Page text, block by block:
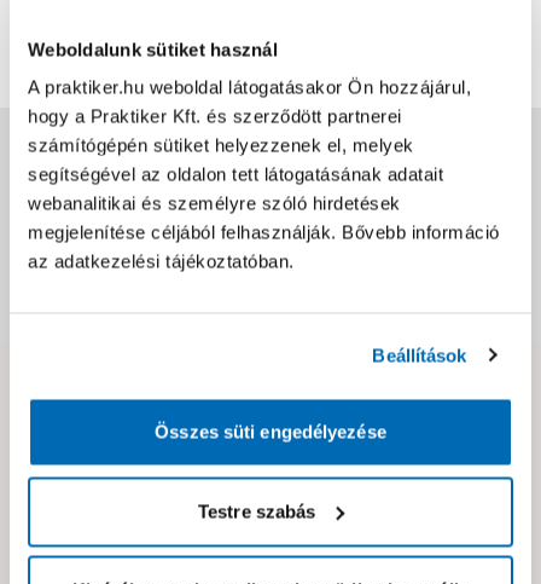
Weboldalunk sütiket használ
A praktiker.hu weboldal látogatásakor Ön hozzájárul,
hogy a Praktiker Kft. és szerződött partnerei
számítógépén sütiket helyezzenek el, melyek
segítségével az oldalon tett látogatásának adatait
webanalitikai és személyre szóló hirdetések
megjelenítése céljából felhasználják. Bővebb információ
az adatkezelési tájékoztatóban.
Beállítások
Összes süti engedélyezése
Testre szabás
Jótállás, szavatosság
Csomagolási és súly információk
Hibát találtál az oldalon vagy a termék leírásában?
Kérjük jelezd nekünk!
Neked ajánljuk!